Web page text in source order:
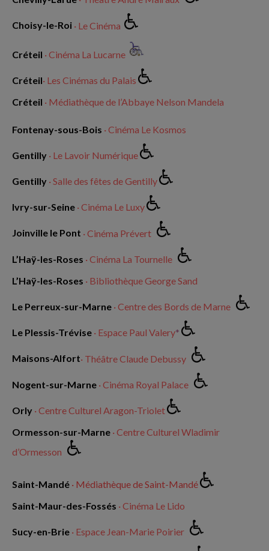
Choisy-le-Roi · Le Cinéma
Créteil · Cinéma La Lucarne
Créteil· Les Cinémas du Palais
Créteil · Médiathèque de l’Abbaye Nelson Mandela
Fontenay-sous-Bois · Cinéma Le Kosmos
Gentilly · Le Lavoir Numérique
Gentilly · Salle des fêtes de Gentilly
Ivry-sur-Seine · Cinéma Le Luxy
Joinville le Pont · Cinéma Prévert
L’Haÿ-les-Roses · Cinéma La Tournelle
L’Haÿ-les-Roses · Bibliothèque George Sand
Le Perreux-sur-Marne · Centre des Bords de Marne
Le Plessis-Trévise · Espace Paul Valery*
Maisons-Alfort· Théâtre Claude Debussy
Nogent-sur-Marne · Cinéma Royal Palace
Orly · Centre Culturel Aragon-Triolet
Ormesson-sur-Marne · Centre Culturel Wladimir
d’Ormesson
Saint-Mandé · Médiathèque de Saint-Mandé
Saint-Maur-des-Fossés · Cinéma Le Lido
Sucy-en-Brie · Espace Jean-Marie Poirier